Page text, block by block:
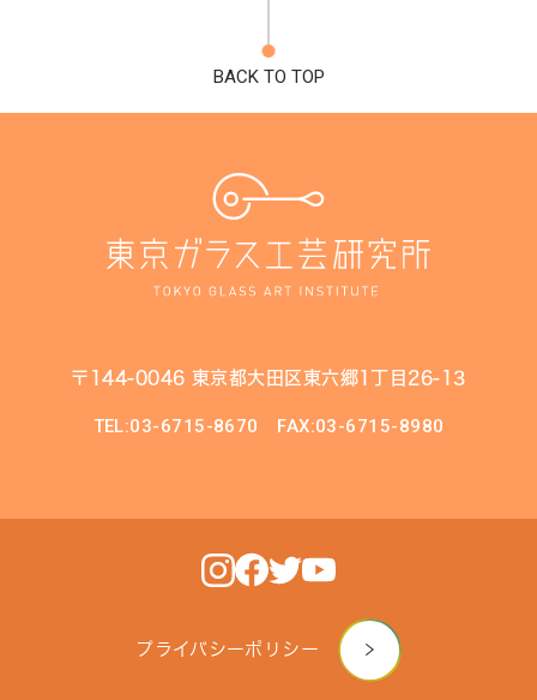
BACK TO TOP
〒144-0046 東京都大田区東六郷1丁目26-13
TEL:03-6715-8670 FAX:03-6715-8980
プライバシーポリシー